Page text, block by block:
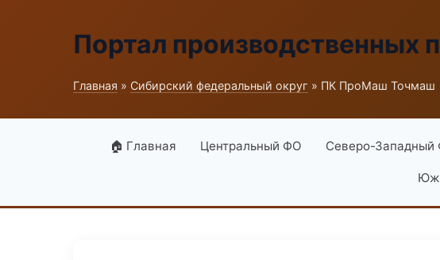
Портал производственных
Главная » Сибирский федеральный округ » ПК ПроМаш Точмаш
🏠 Главная Центральный ФО Северо-Западный